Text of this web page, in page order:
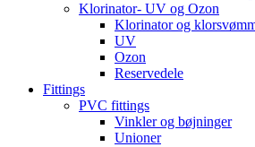
Klorinator- UV og Ozon
Klorinator og
UV
Ozon
Reservedele
Fittings
PVC fittings
Vinkler og bøjninger
Unioner